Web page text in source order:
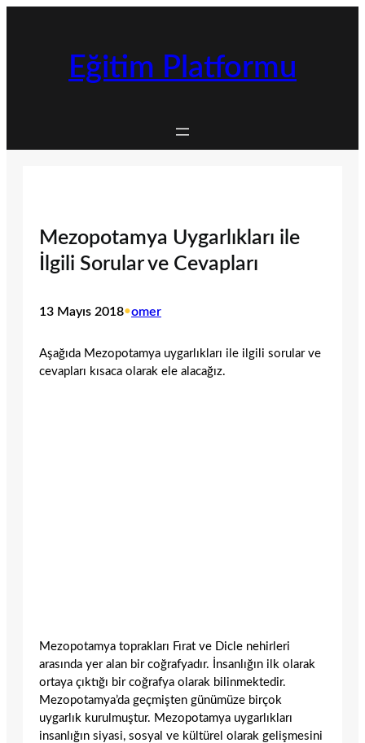
Eğitim Platformu
Mezopotamya Uygarlıkları ile
İlgili Sorular ve Cevapları
13 Mayıs 2018•omer
Aşağıda Mezopotamya uygarlıkları ile ilgili sorular ve
cevapları kısaca olarak ele alacağız.
Mezopotamya toprakları Fırat ve Dicle nehirleri
arasında yer alan bir coğrafyadır. İnsanlığın ilk olarak
ortaya çıktığı bir coğrafya olarak bilinmektedir.
Mezopotamya’da geçmişten günümüze birçok
uygarlık kurulmuştur. Mezopotamya uygarlıkları
insanlığın siyasi, sosyal ve kültürel olarak gelişmesini